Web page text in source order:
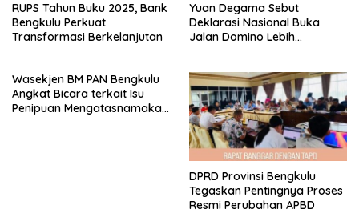
RUPS Tahun Buku 2025, Bank
Bengkulu Perkuat
Transformasi Berkelanjutan
Yuan Degama Sebut
Deklarasi Nasional Buka
Jalan Domino Lebih
Wasekjen BM PAN Bengkulu
Angkat Bicara terkait Isu
Penipuan Mengatasnamakan
DPRD Provinsi Bengkulu
Tegaskan Pentingnya Proses
Resmi Perubahan APBD